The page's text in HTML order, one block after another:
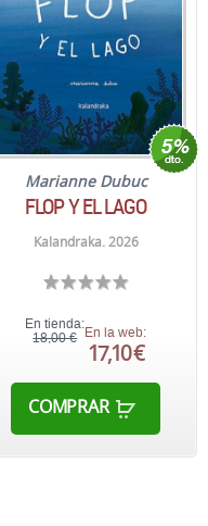
Marianne Dubuc
FLOP Y EL LAGO
Kalandraka. 2026
En tienda:
18,00 €
En la web:
17,10 €
COMPRAR